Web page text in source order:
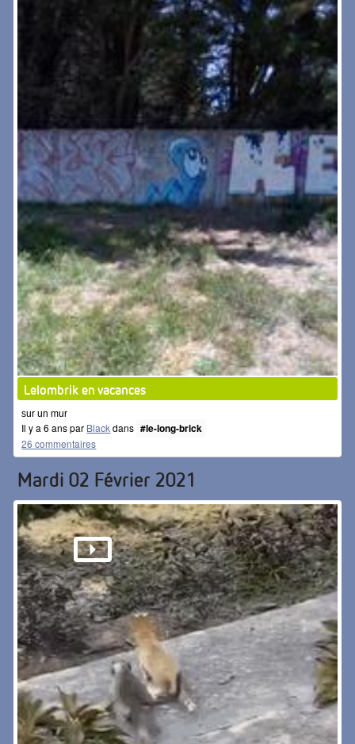
Lelombrik en vacances
sur un mur
Il y a 6 ans par Blackdans #le-long-brick
26 commentaires
Mardi 02 Février 2021